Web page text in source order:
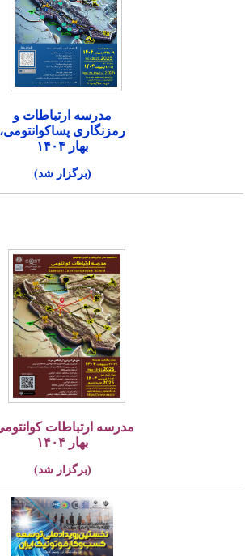
مدرسه ارتباطات و
رمزنگاری پساکوانتومی،
بهار ۱۴۰۴
(برگزار شد)
مدرسه ارتباطات کوانتومی،
بهار ۱۴۰۴
(برگزار شد)